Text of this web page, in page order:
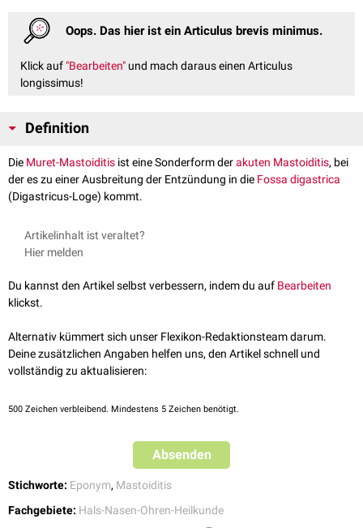
Oops. Das hier ist ein Articulus brevis minimus.
Klick auf "Bearbeiten" und mach daraus einen Articulus
longissimus!
Definition
Die Muret-Mastoiditis ist eine Sonderform derakuten Mastoiditis, bei
der es zu einer Ausbreitung der Entzündung in die Fossa digastrica
(Digastricus-Loge) kommt.
Artikelinhalt ist veraltet?
Hier melden
Du kannst den Artikel selbst verbessern, indem du auf Bearbeiten
klickst.
Alternativ kümmert sich unser Flexikon-Redaktionsteam darum.
Deine zusätzlichen Angaben helfen uns, den Artikel schnell und
vollständig zu aktualisieren:
500 Zeichen verbleibend. Mindestens 5 Zeichen benötigt.
Absenden
Stichworte: Eponym, Mastoiditis
Fachgebiete: Hals-Nasen-Ohren-Heilkunde